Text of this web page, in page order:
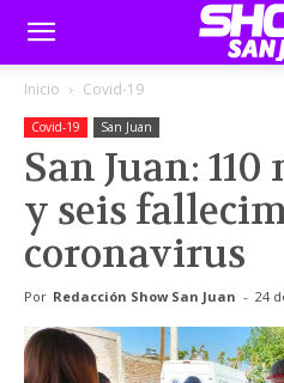
Inicio Covid-19
Covid-19 San Juan
San Juan:
y seis
coronavirus
Por Redacción Show San Juan - 24